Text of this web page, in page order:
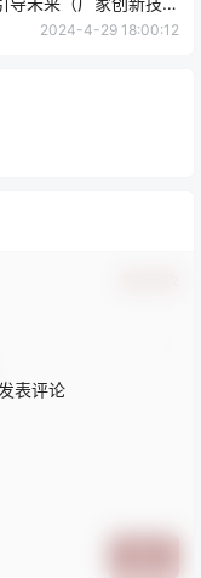
介绍）【必看】
2024-4-29 18:00:12
表评论